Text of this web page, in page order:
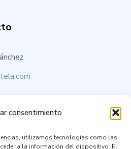
consentimiento
utilizamos tecnologías como las
a la información del dispositivo. El